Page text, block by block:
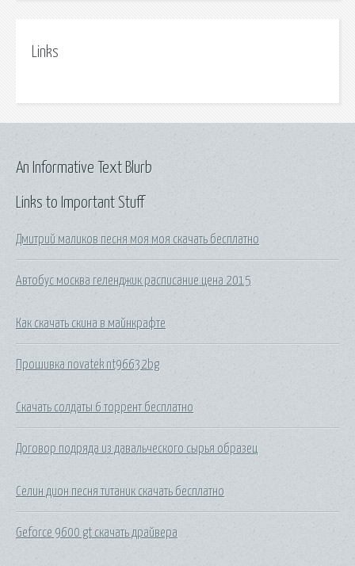
Links
Links to Important Stuff
Дмитрий маликов песня моя моя скачать бесплатно
Автобус москва геленджик расписание цена 2015
Как скачать скина в майнкрафте
Прошивка novatek nt96632bg
Скачать солдаты 6 торрент бесплатно
Договор подряда из давальческого сырья образец
Селин дион песня титаник скачать бесплатно
Geforce 9600 gt скачать драйвера
An Informative Text Blurb